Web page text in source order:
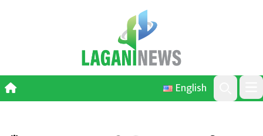
English
Search